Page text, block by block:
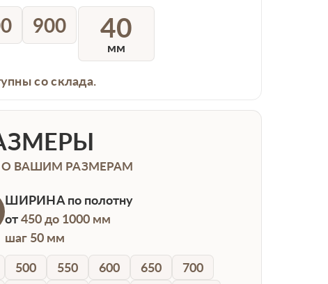
900 40
мм
со склада.
ВАШИМ РАЗМЕРАМ
ШИРИНАпо полотну
от450 до 1000 мм
шаг 50 мм
500 550 600 650
700